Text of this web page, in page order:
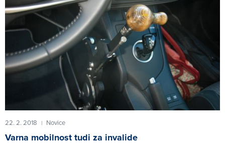
22. 2. 2018 | Novice
Varna mobilnost tudi za invalide